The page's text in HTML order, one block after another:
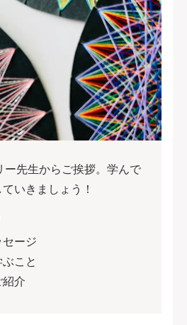
先生からご挨拶。学んで
いきましょう！
セージ
こと
紹介